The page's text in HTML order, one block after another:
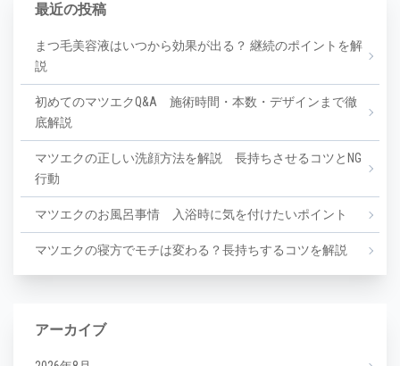
最近の投稿
まつ毛美容液はいつから効果が出る？ 継続のポイントを解
説
初めてのマツエクQ&A 施術時間・本数・デザインまで徹
底解説
マツエクの正しい洗顔方法を解説 長持ちさせるコツとNG
行動
マツエクのお風呂事情 入浴時に気を付けたいポイント
マツエクの寝方でモチは変わる？長持ちするコツを解説
アーカイブ